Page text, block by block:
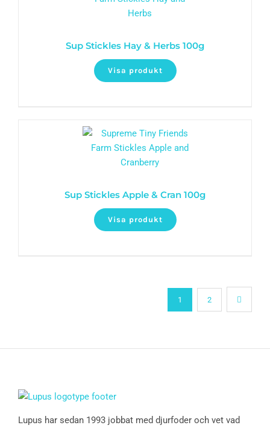
Sup Stickles Hay & Herbs 100g
Visa produkt
Sup Stickles Apple & Cran 100g
Visa produkt
1 2
Lupus har sedan 1993 jobbat med djurfoder och vet vad